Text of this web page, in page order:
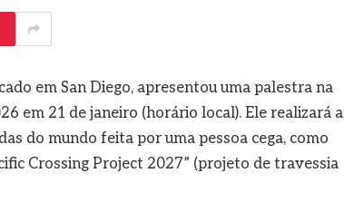
em San Diego, apresentou uma palestra na
em 21 de janeiro (horário local). Ele realizará a
do mundo feita por uma pessoa cega, como
Crossing Project 2027” (projeto de travessia